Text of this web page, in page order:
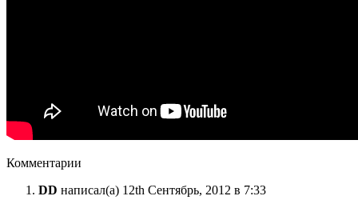
Комментарии
DD написал(а) 12th Сентябрь, 2012 в 7:33